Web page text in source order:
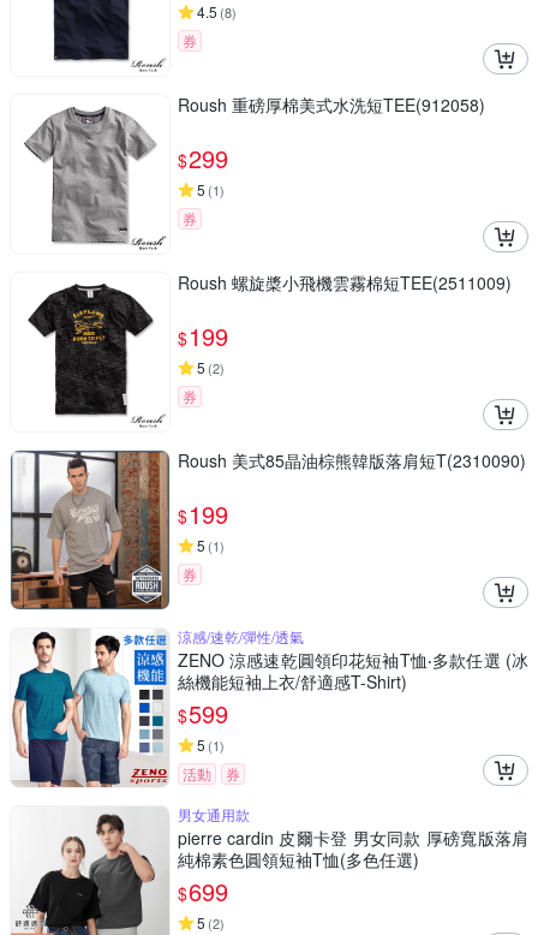
4.5 (8)
券
Roush 重磅厚棉美式水洗短TEE(912058)
$299
5 (1)
券
Roush 螺旋槳小飛機雲霧棉短TEE(2511009)
$199
5 (2)
券
Roush 美式85晶油棕熊韓版落肩短T(2310090)
$199
5 (1)
券
涼感/速乾/彈性/透氣
ZENO 涼感速乾圓領印花短袖T恤‧多款任選 (冰
絲機能短袖上衣/舒適感T-Shirt)
$599
5 (1)
活動
券
男女通用款
pierre cardin 皮爾卡登 男女同款 厚磅寬版落肩
純棉素色圓領短袖T恤(多色任選)
$699
5 (2)